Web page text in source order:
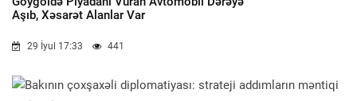
Aşıb, Xəsarət Alanlar Var
29 İyul 17:33 441